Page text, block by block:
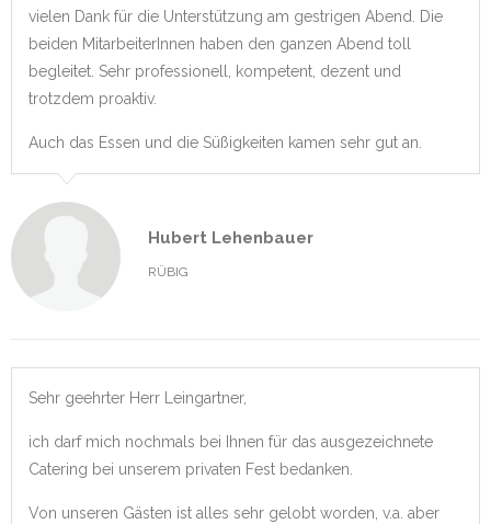
vielen Dank für die Unterstützung am gestrigen Abend. Die
beiden MitarbeiterInnen haben den ganzen Abend toll
begleitet. Sehr professionell, kompetent, dezent und
trotzdem proaktiv.
Auch das Essen und die Süßigkeiten kamen sehr gut an.
Hubert Lehenbauer
RÜBIG
Sehr geehrter Herr Leingartner,
ich darf mich nochmals bei Ihnen für das ausgezeichnete
Catering bei unserem privaten Fest bedanken.
Von unseren Gästen ist alles sehr gelobt worden, v.a. aber